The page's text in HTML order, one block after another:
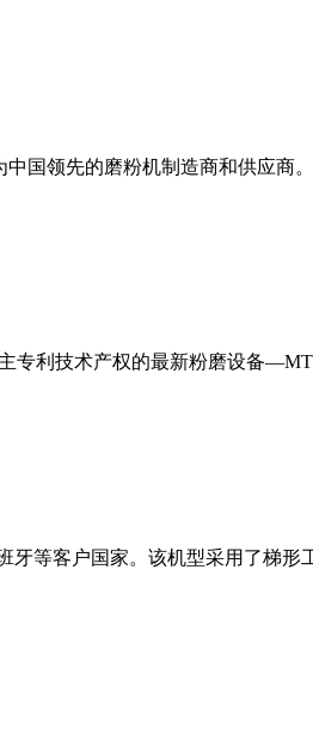
国领先的磨粉机制造商和供应商
利技术产权的最新粉磨设备
等客户国家。该机型采用了梯